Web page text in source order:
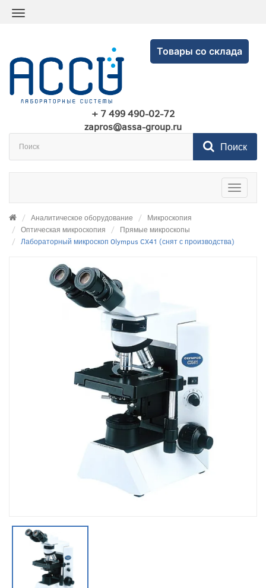
Товары со склада
+ 7 499 490-02-72
zapros@assa-group.ru
Поиск
Toggle
Аналитическое оборудование
Микроскопия
Оптическая микроскопия
Прямые микроскопы
Лабораторный микроскоп Olympus CX41 (снят с производства)